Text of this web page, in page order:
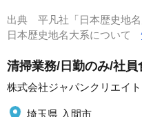
出典 平凡社「日本歴史地名
日本歴史地名大系について
清掃業務/日勤のみ/社
株式会社ジャパンクリエイ
埼玉県 入間市